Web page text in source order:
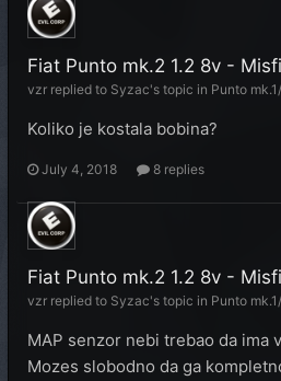
Fiat Punto mk.2 1.2 8v -
vzr replied to Syzac's topic in Punto
Koliko je kostala bobina?
July 4, 2018 8 replies
Fiat Punto mk.2 1.2 8v -
vzr replied to Syzac's topic in Punto
MAP senzor nebi trebao da ima
Mozes slobodno da ga